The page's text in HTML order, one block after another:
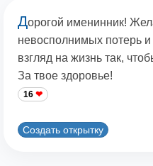
Дорогой именинник!
невосполнимых потерь и
взгляд на жизнь так,
За твое здоровье!
16
Создать открытку